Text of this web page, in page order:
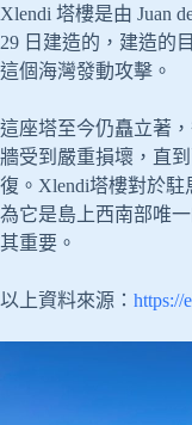
Xlendi 塔樓是由 Juan
29 日建造的，建造的
這個海灣發動攻擊。
這座塔至今仍矗立著
牆受到嚴重損壞，直
復。Xlendi塔樓對於駐
為它是島上西南部唯
其重要。
以上資料來源： https://